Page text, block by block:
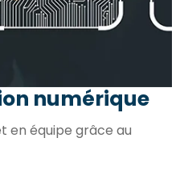
numérique
en équipe grâce au